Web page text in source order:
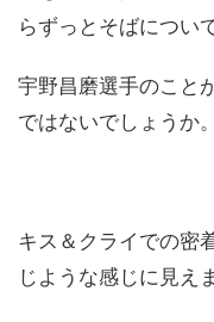
らずっとそばについ
宇野昌磨選手のこと
ではないでしょうか。
キス＆クライでの密
じような感じに見え